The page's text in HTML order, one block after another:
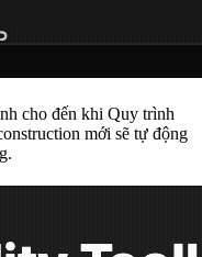
cho đến khi Quy trình
mới sẽ tự động